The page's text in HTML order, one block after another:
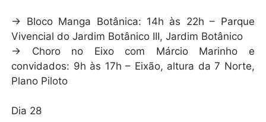
→ Bloco Manga Botânica: 14h às 22h – Parque
Vivencial do Jardim Botânico III, Jardim Botânico
→ Choro no Eixo com Márcio Marinho e
convidados: 9h às 17h – Eixão, altura da 7 Norte,
Plano Piloto
Dia 28